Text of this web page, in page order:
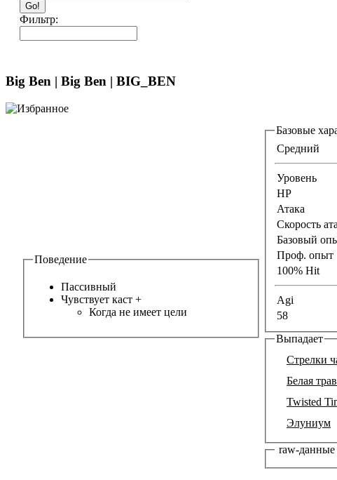
Go!
Фильтр:
Big Ben | Big Ben | BIG_BEN
Поведение
Пассивный
Чувствует каст +
Когда не имеет цели
Базовые
Средний
Уровень
HP
Атака
Скорость
Базовый
Проф. опыт
100% Hit
Agi
58
Выпадает
Стрелки
Белая
Twisted
Элуниум
raw-